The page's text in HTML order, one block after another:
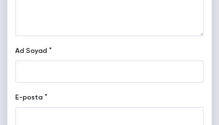
Ad Soyad *
E-posta *